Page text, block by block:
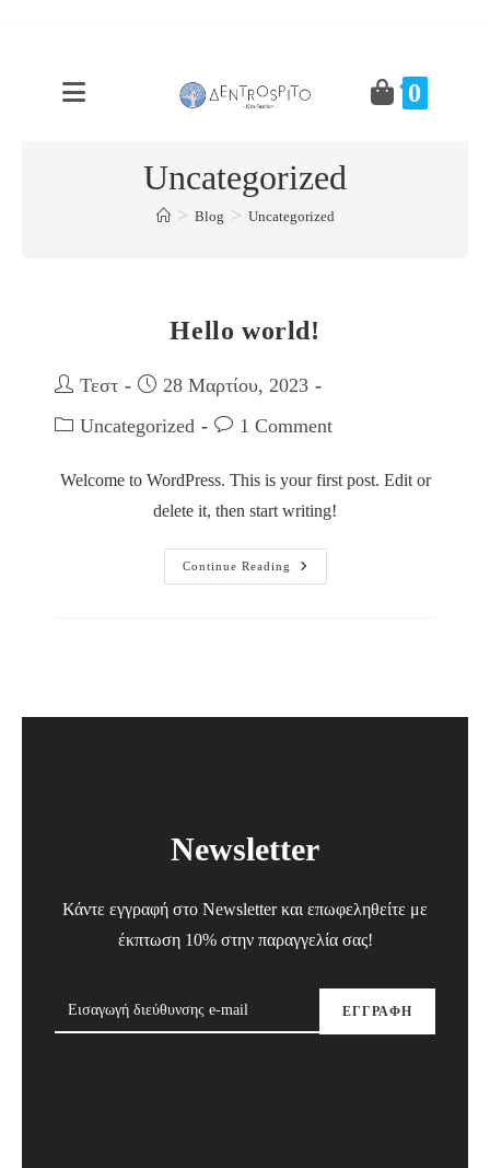
to
content
0
Uncategorized
> Blog > Uncategorized
Hello world!
Post Τεστ
Post 28 Μαρτίου, 2023
Post Uncategorized
Post 1 Comment
Welcome to WordPress. This is your first post. Edit or
delete it, then start writing!
Continue ReadingHello
World!
Newsletter
Κάντε εγγραφή στο Newsletter και επωφεληθείτε με
έκπτωση 10% στην παραγγελία σας!
ΕΓΓΡΑΦΗ